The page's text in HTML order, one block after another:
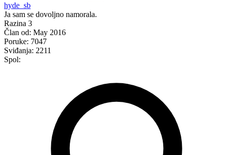
hyde_sb
Ja sam se dovoljno namorala.
Razina 3
Član od: May 2016
Poruke: 7047
Sviđanja: 2211
Spol: